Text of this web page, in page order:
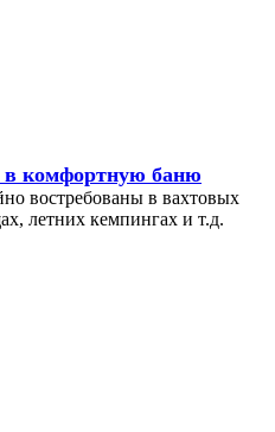
в комфортную баню
востребованы в вахтовых
летних кемпингах и т.д.